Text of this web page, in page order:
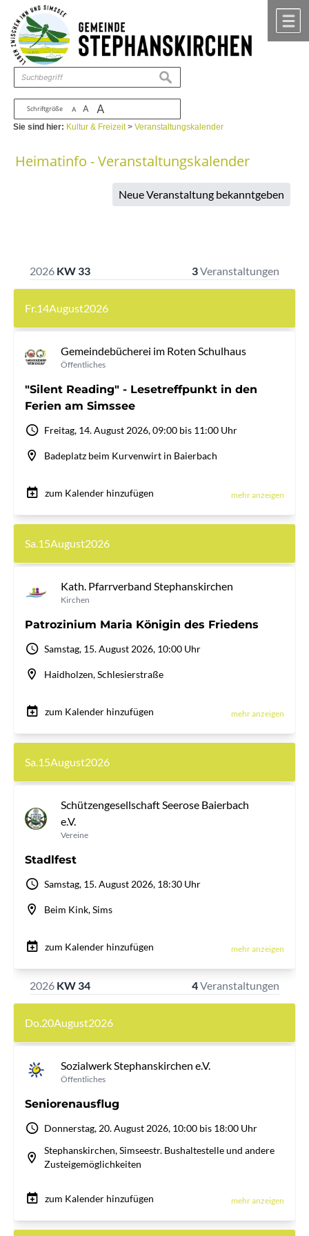
Zum Inhalt ,zur Navigation
Schriftgröße A A A
suchen
Sie sind hier: Kultur & Freizeit>Veranstaltungskalender
Heimatinfo - Veranstaltungskalender